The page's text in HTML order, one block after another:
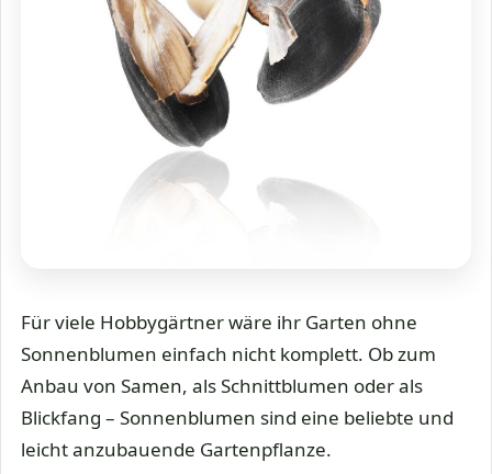
Für viele Hobbygärtner wäre ihr Garten ohne
Sonnenblumen einfach nicht komplett. Ob zum
Anbau von Samen, als Schnittblumen oder als
Blickfang – Sonnenblumen sind eine beliebte und
leicht anzubauende Gartenpflanze.